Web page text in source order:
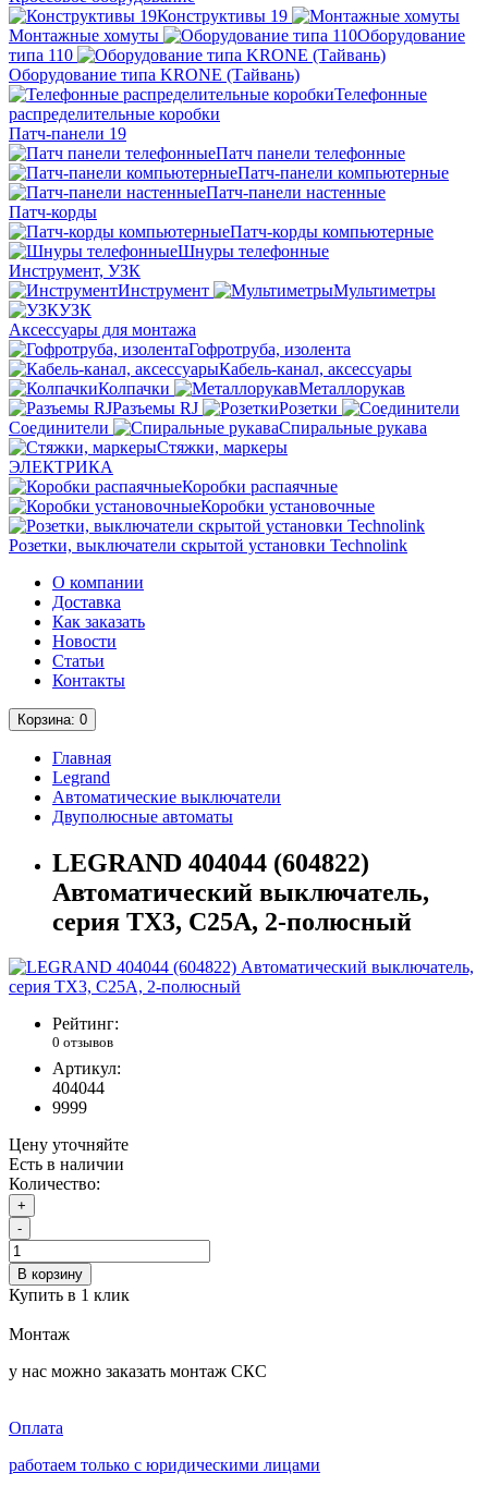
Конструктивы 19
Монтажные хомуты
Оборудование
типа 110
Оборудование типа KRONE (Тайвань)
Телефонные
распределительные коробки
Патч-панели 19
Патч панели телефонные
Патч-панели компьютерные
Патч-панели настенные
Патч-корды
Патч-корды компьютерные
Шнуры телефонные
Инструмент, УЗК
Инструмент
Мультиметры
УЗК
Аксессуары для монтажа
Гофротруба, изолента
Кабель-канал, аксессуары
Колпачки
Металлорукав
Разъемы RJ
Розетки
Соединители
Спиральные рукава
Стяжки, маркеры
ЭЛЕКТРИКА
Коробки распаячные
Коробки установочные
Розетки, выключатели скрытой установки Technolink
О компании
Доставка
Как заказать
Новости
Статьи
Контакты
Корзина: 0
Главная
Legrand
Автоматические выключатели
Двуполюсные автоматы
LEGRAND 404044 (604822)
Автоматический выключатель,
серия TX3, С25A, 2-полюсный
Рейтинг:
0 отзывов
Артикул:
404044
9999
Цену уточняйте
Есть в наличии
Количество:
+
-
В корзину
Купить в 1 клик
Монтаж
у нас можно заказать монтаж СКС
Оплата
работаем только с юридическими лицами